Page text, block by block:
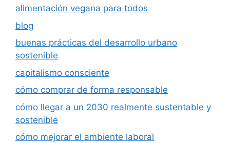
alimentación vegana para todos
blog
buenas prácticas del desarrollo urbano
sostenible
capitalismo consciente
cómo comprar de forma responsable
cómo llegar a un 2030 realmente sustentable y
sostenible
cómo mejorar el ambiente laboral